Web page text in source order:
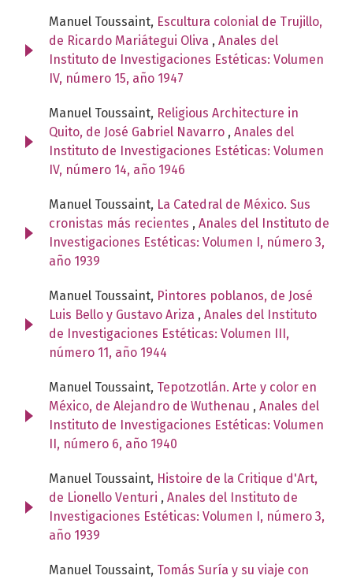
Manuel Toussaint, Escultura colonial de Trujillo,
de Ricardo Mariátegui Oliva , Anales del
Instituto de Investigaciones Estéticas: Volumen
IV, número 15, año 1947
Manuel Toussaint, Religious Architecture in
Quito, de José Gabriel Navarro , Anales del
Instituto de Investigaciones Estéticas: Volumen
IV, número 14, año 1946
Manuel Toussaint, La Catedral de México. Sus
cronistas más recientes , Anales del Instituto de
Investigaciones Estéticas: Volumen I, número 3,
año 1939
Manuel Toussaint, Pintores poblanos, de José
Luis Bello y Gustavo Ariza , Anales del Instituto
de Investigaciones Estéticas: Volumen III,
número 11, año 1944
Manuel Toussaint, Tepotzotlán. Arte y color en
México, de Alejandro de Wuthenau , Anales del
Instituto de Investigaciones Estéticas: Volumen
II, número 6, año 1940
Manuel Toussaint, Histoire de la Critique d'Art,
de Lionello Venturi , Anales del Instituto de
Investigaciones Estéticas: Volumen I, número 3,
año 1939
Manuel Toussaint, Tomás Suría y su viaje con